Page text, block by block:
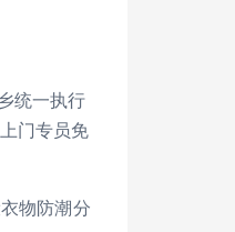
统一执行
门专员免
物防潮分